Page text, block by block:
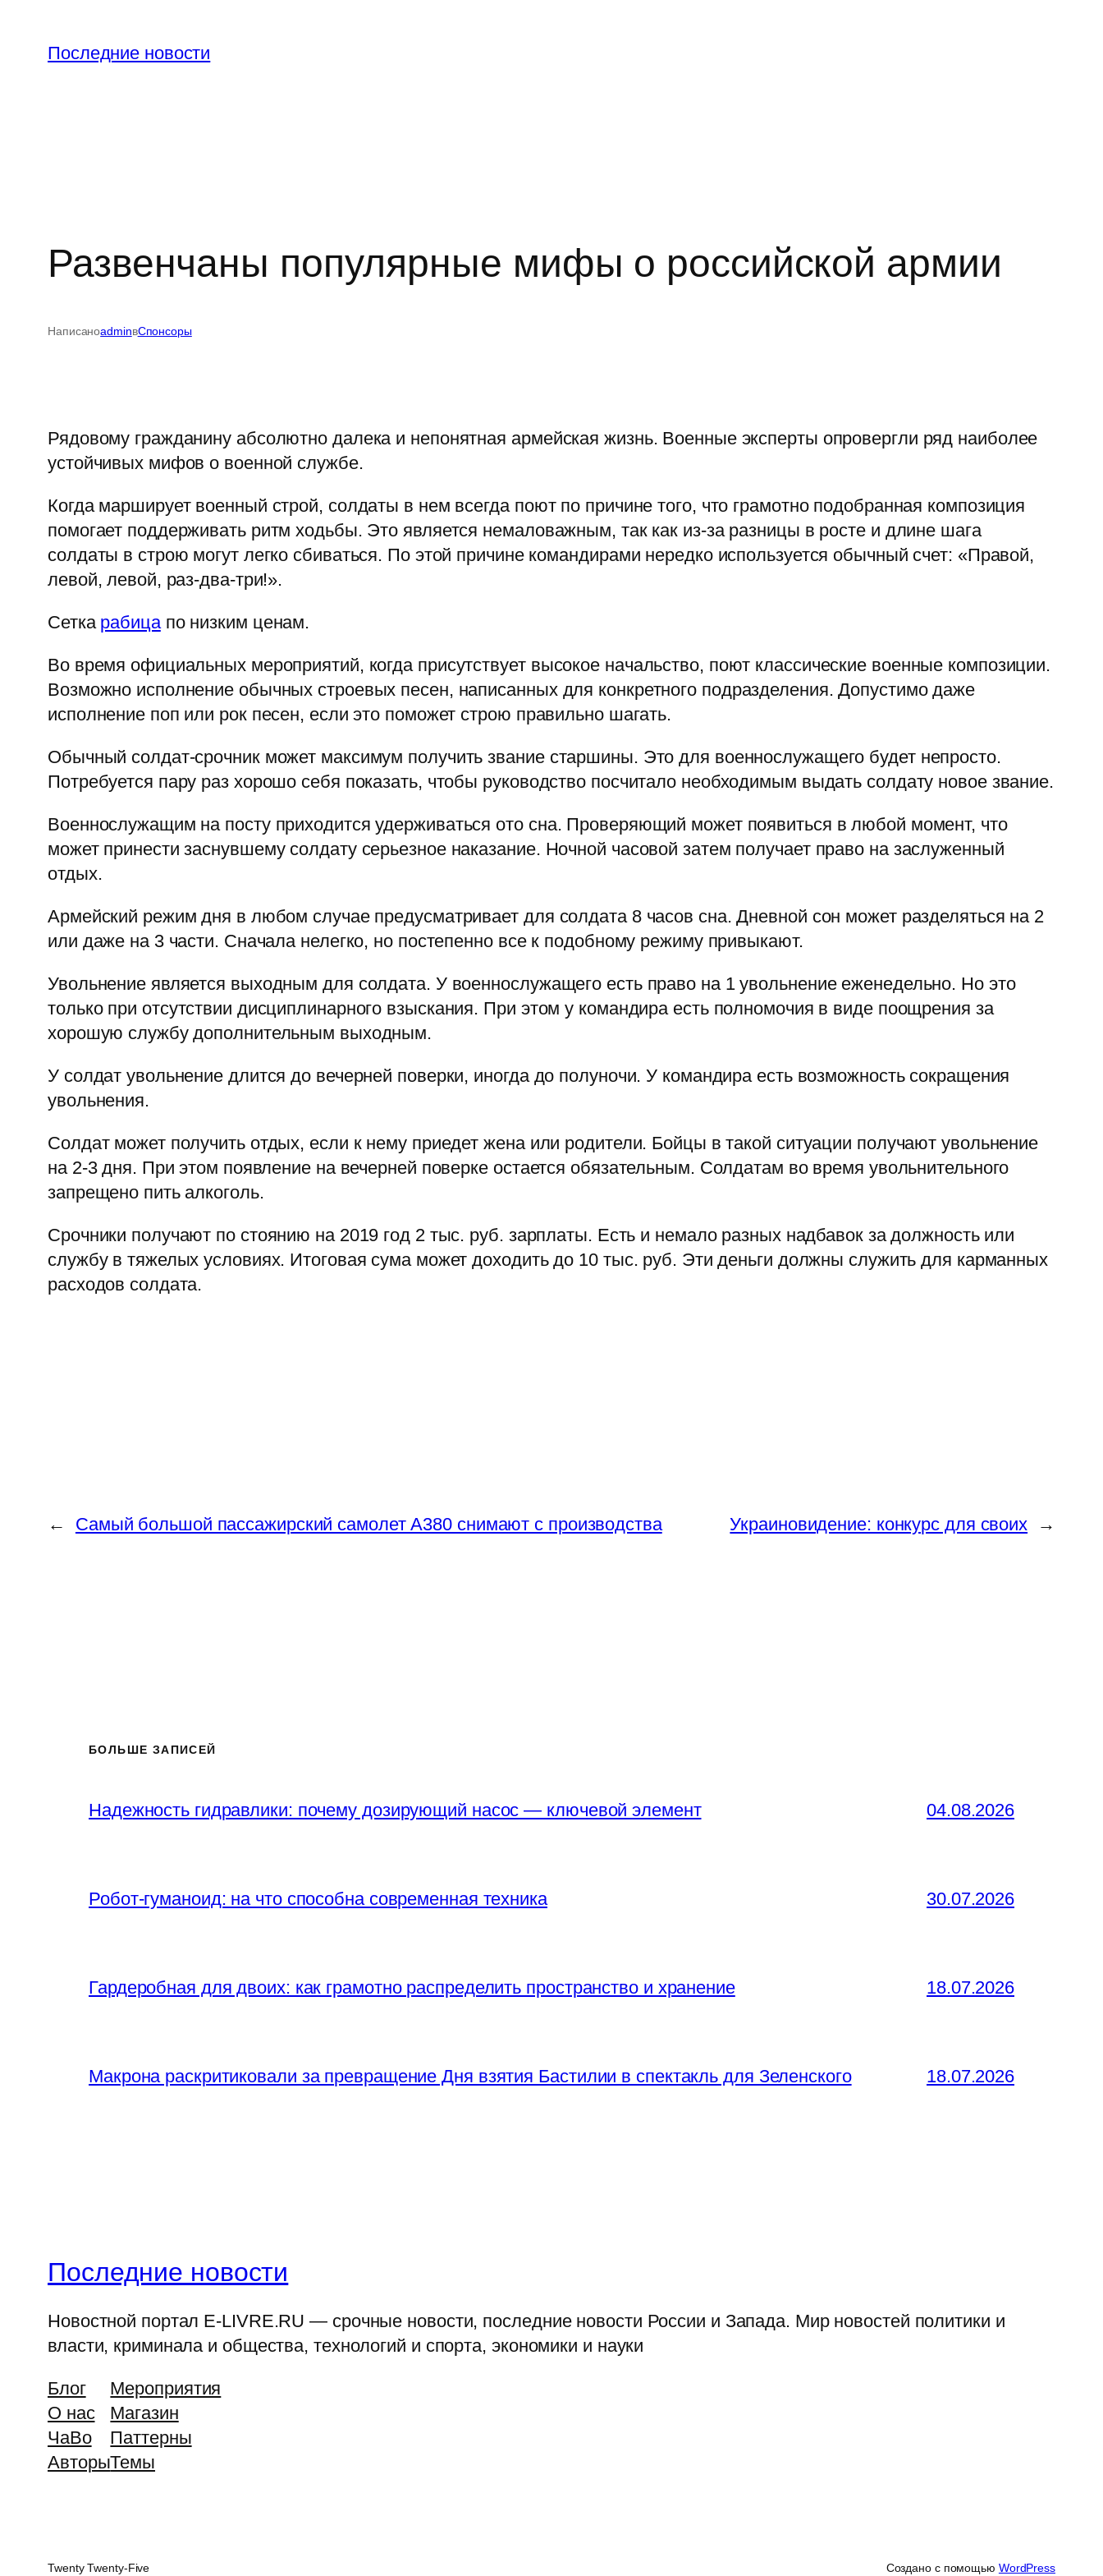
содержимому
Последние новости
Развенчаны популярные мифы о российской армии
НаписаноadminвСпонсоры
Рядовому гражданину абсолютно далека и непонятная армейская жизнь. Военные эксперты опровергли ряд наиболее
устойчивых мифов о военной службе.
Когда марширует военный строй, солдаты в нем всегда поют по причине того, что грамотно подобранная композиция
помогает поддерживать ритм ходьбы. Это является немаловажным, так как из-за разницы в росте и длине шага
солдаты в строю могут легко сбиваться. По этой причине командирами нередко используется обычный счет: «Правой,
левой, левой, раз-два-три!».
Сетка рабицапо низким ценам.
Во время официальных мероприятий, когда присутствует высокое начальство, поют классические военные композиции.
Возможно исполнение обычных строевых песен, написанных для конкретного подразделения. Допустимо даже
исполнение поп или рок песен, если это поможет строю правильно шагать.
Обычный солдат-срочник может максимум получить звание старшины. Это для военнослужащего будет непросто.
Потребуется пару раз хорошо себя показать, чтобы руководство посчитало необходимым выдать солдату новое звание.
Военнослужащим на посту приходится удерживаться ото сна. Проверяющий может появиться в любой момент, что
может принести заснувшему солдату серьезное наказание. Ночной часовой затем получает право на заслуженный
отдых.
Армейский режим дня в любом случае предусматривает для солдата 8 часов сна. Дневной сон может разделяться на 2
или даже на 3 части. Сначала нелегко, но постепенно все к подобному режиму привыкают.
Увольнение является выходным для солдата. У военнослужащего есть право на 1 увольнение еженедельно. Но это
только при отсутствии дисциплинарного взыскания. При этом у командира есть полномочия в виде поощрения за
хорошую службу дополнительным выходным.
У солдат увольнение длится до вечерней поверки, иногда до полуночи. У командира есть возможность сокращения
увольнения.
Солдат может получить отдых, если к нему приедет жена или родители. Бойцы в такой ситуации получают увольнение
на 2-3 дня. При этом появление на вечерней поверке остается обязательным. Солдатам во время увольнительного
запрещено пить алкоголь.
Срочники получают по стоянию на 2019 год 2 тыс. руб. зарплаты. Есть и немало разных надбавок за должность или
службу в тяжелых условиях. Итоговая сума может доходить до 10 тыс. руб. Эти деньги должны служить для карманных
расходов солдата.
← Самый большой пассажирский самолет А380 снимают с производства Украиновидение: конкурс для своих →
БОЛЬШЕ ЗАПИСЕЙ
Надежность гидравлики: почему дозирующий насос — ключевой элемент 04.08.2026
Робот-гуманоид: на что способна современная техника 30.07.2026
Гардеробная для двоих: как грамотно распределить пространство и хранение 18.07.2026
Макрона раскритиковали за превращение Дня взятия Бастилии в спектакль для Зеленского 18.07.2026
Последние новости
Новостной портал E-LIVRE.RU — срочные новости, последние новости России и Запада. Мир новостей политики и
власти, криминала и общества, технологий и спорта, экономики и науки
Блог
О нас
ЧаВо
Авторы
Мероприятия
Магазин
Паттерны
Темы
Twenty Twenty-Five Создано с помощью WordPress